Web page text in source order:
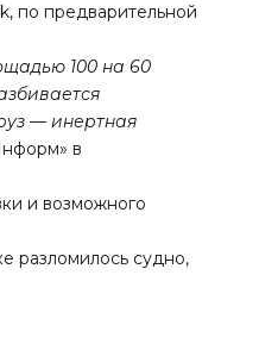
по предварительной
100 на 60
— инертная
в
и возможного
разломилось судно,